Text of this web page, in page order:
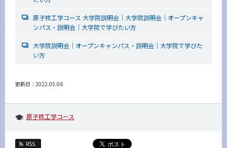
原子核工学コース 大学院説明会｜大学院説明会｜オープンキャ
ンパス・説明会｜大学院で学びたい方
大学院説明会｜オープンキャンパス・説明会｜大学院で学びた
い方
更新日：2022.05.06
原子核工学コース
RSS